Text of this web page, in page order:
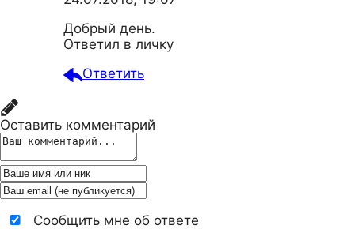
Добрый день.
Ответил в личку
Ответить
Оставить комментарий
Сообщить мне об ответе